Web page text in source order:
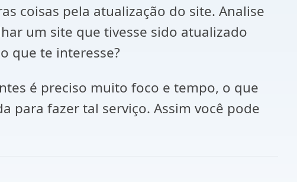
coisas pela atualização do site. Analise
um site que tivesse sido atualizado
que te interesse?
é preciso muito foco e tempo, o que
para fazer tal serviço. Assim você pode